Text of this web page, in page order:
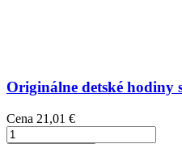
Originálne detské hodiny
Cena 21,01 €